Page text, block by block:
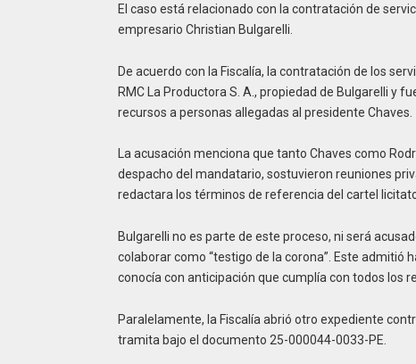
El caso está relacionado con la contratación de
empresario Christian Bulgarelli.
De acuerdo con la Fiscalía, la contratación de los
RMC La Productora S. A., propiedad de Bulgarelli y
recursos a personas allegadas al presidente Chaves.
La acusación menciona que tanto Chaves como
despacho del mandatario, sostuvieron reuniones
redactara los términos de referencia del cartel
Bulgarelli no es parte de este proceso, ni será
colaborar como “testigo de la corona”. Este admitió
conocía con anticipación que cumplía con todos los
Paralelamente, la Fiscalía abrió otro expediente
tramita bajo el documento 25-000044-0033-PE.